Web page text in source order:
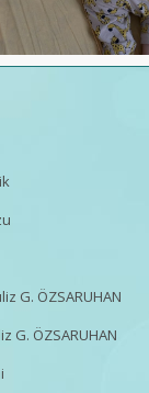
G. ÖZSARUHAN
G. ÖZSARUHAN